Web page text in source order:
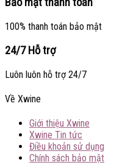
Bảo mật thanh toán
100% thanh toán bảo mật
24/7 Hỗ trợ
Luôn luôn hỗ trợ 24/7
Về Xwine
Giới thiệu Xwine
Xwine Tin tức
Điều khoản sử dụng
Chính sách bảo mật